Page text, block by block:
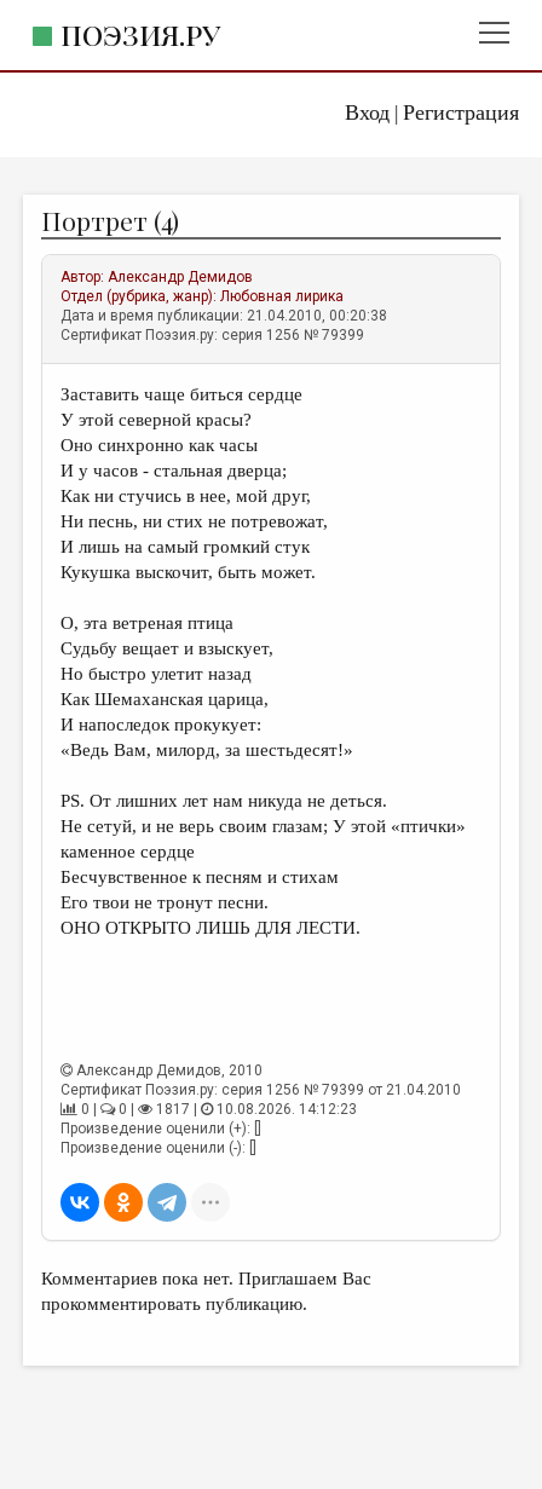
Вход| Регистрация
ПОЭЗИЯ.РУ
ЖАНРЫ
АВТОРЫ
КОММЕНТАРИИ
ЛИТСАЛОН
НОВОСТИ
ПРАВИЛА САЙТА
ОТДЕЛЫ И РУБРИКИ
ИЗБРАННОЕ
ДАЙДЖЕСТ
ПРОИЗВЕДЕНИЯ
ПЕРЕВОДЫ
КОНКУРСЫ
ДЕТСКАЯ КОМНАТА
КНИЖНАЯ ПОЛКА
ОБЗОР ЛИТЕРАТУРЫ
СТРАНИЦЫ ПАМЯТИ
ОБЪЯВЛЕНИЯ
МАЛАЯ ПРОЗА
ЭССЕИСТИКА
КУЛЬТУРОВЕДЕНИЕ
РЕЦЕНЗИРОВАНИЕ
Портрет (4)
Автор:Александр Демидов
Отдел (рубрика, жанр):Любовная лирика
Дата и время публикации: 21.04.2010, 00:20:38
Сертификат Поэзия.ру: серия 1256 № 79399
Заставить чаще биться сердце
У этой северной красы?
Оно синхронно как часы
И у часов - стальная дверца;
Как ни стучись в нее, мой друг,
Ни песнь, ни стих не потревожат,
И лишь на самый громкий стук
Кукушка выскочит, быть может.
О, эта ветреная птица
Судьбу вещает и взыскует,
Но быстро улетит назад
Как Шемаханская царица,
И напоследок прокукует:
«Ведь Вам, милорд, за шестьдесят!»
PS. От лишних лет нам никуда не деться.
Не сетуй, и не верь своим глазам; У этой «птички»
каменное сердце
Бесчувственное к песням и стихам
Его твои не тронут песни.
ОНО ОТКРЫТО ЛИШЬ ДЛЯ ЛЕСТИ.
Александр Демидов, 2010
Сертификат Поэзия.ру: серия 1256 № 79399 от 21.04.2010
0 |
0 | 1817 |
10.08.2026. 14:12:23
Произведение оценили (+): []
Произведение оценили (-): []
Комментариев пока нет. Приглашаем Вас
прокомментировать публикацию.